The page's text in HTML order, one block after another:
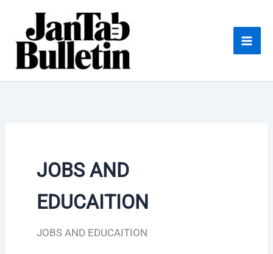
content
JOBS AND
EDUCAITION
JOBS AND EDUCAITION